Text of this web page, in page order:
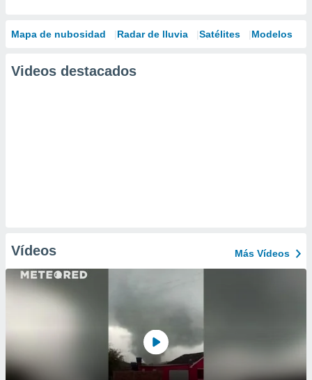
Mapa de nubosidad Radar de lluvia Satélites Modelos
Videos destacados
Vídeos Más Vídeos